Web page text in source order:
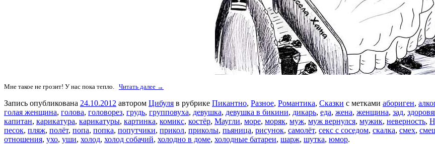
Мне такое не грозит! У нас пока тепло. Читать далее →
Запись опубликована 24.10.2012 автором Цибуля в рубрике Пикантно, Разное, Романтика, Сказки с метками абориген,
голая женщина, голова, головорез, грудь, групповуха, девушка, девушка в бикини, дикарь, еда, жена, женщина, зад,
капитан, карикатура, карикатуры, картинка, комикс, костёр, Маугли, море, моряк, муж, муж вернулся, мужик, неверность,
песок, пляж, полёт, попа, попка, попутчики, прикол, приколы, пьяница, рисунок, самолёт, секс с соседом, скалка, смех,
отношения, ухо, уши, холод, холод собачий, холодно в доме, холодные батареи, шарж, шутка, юмор.